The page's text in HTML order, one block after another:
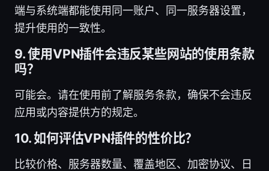
端与系统端都能使用同一账户、同一服务器设置，
提升使用的一致性。
9. 使用VPN插件会违反某些网站的使用条款
吗？
可能会。请在使用前了解服务条款，确保不会违反
应用或内容提供方的规定。
10. 如何评估VPN插件的性价比？
比较价格、服务器数量、覆盖地区、加密协议、日